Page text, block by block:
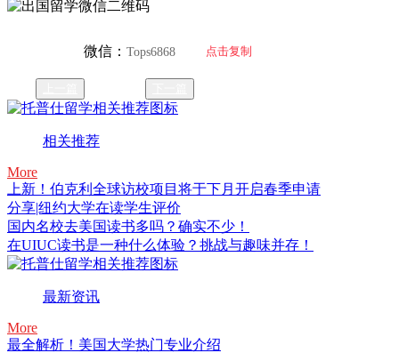
微信：Tops6868 点击复制
相关推荐
More
上新！伯克利全球访校项目将于下月开启春季申请
分享|纽约大学在读学生评价
国内名校去美国读书多吗？确实不少！
在UIUC读书是一种什么体验？挑战与趣味并存！
最新资讯
More
最全解析！美国大学热门专业介绍